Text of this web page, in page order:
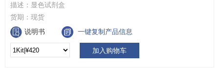
描述： 显色试剂盒
货期： 现货
说明书
一键复制产品信息
加入购物车